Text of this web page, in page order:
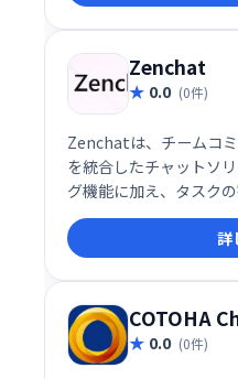
Zenchat
0.0 (0件)
Zenchatは、チームコ
を統合したチャットソ
グ機能に加え、タスク
元化します。
詳
COTOHA
0.0 (0件)